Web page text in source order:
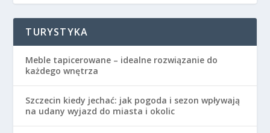
TURYSTYKA
Meble tapicerowane – idealne rozwiązanie do
każdego wnętrza
Szczecin kiedy jechać: jak pogoda i sezon wpływają
na udany wyjazd do miasta i okolic